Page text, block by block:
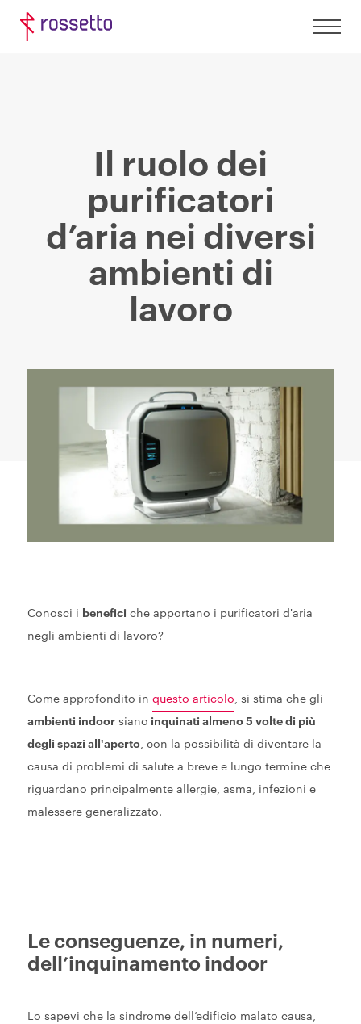
Il ruolo dei
purificatori
d’aria nei diversi
ambienti di
lavoro
Conosci i benefici che apportano i purificatori d'aria
negli ambienti di lavoro?
Come approfondito in questo articolo, si stima che gli
ambienti indoorsiano inquinati almeno 5 volte di più
degli spazi all'aperto, con la possibilità di diventare la
causa di problemi di salute a breve e lungo termine che
riguardano principalmente allergie, asma, infezioni e
malessere generalizzato.
Le conseguenze, in numeri,
dell’inquinamento indoor
Lo sapevi che la sindrome dell’edificio malato causa,